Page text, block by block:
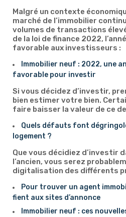
Malgré un contexte
marché de l’immobilier
volumes de transactions
de la loi de finance 2022,
favorable aux investisseurs :
Immobilier neuf : 2022, une
favorable pour investir
Si vous décidez d’investir,
bien estimer votre bien.
faire baisser la valeur de ce
Quels défauts font
logement ?
Que vous décidiez d’investir
l’ancien, vous serez
digitalisation des différents
Pour trouver un agent
fient aux sites d’annonce
Immobilier neuf : ces